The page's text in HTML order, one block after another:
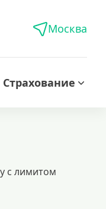
Москва
Страхование
с лимитом